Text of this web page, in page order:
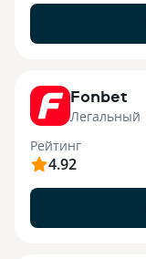
Fonbet
Легальный
Рейтинг
4.92